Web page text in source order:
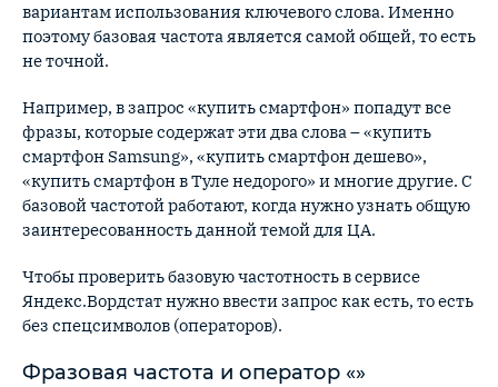
вариантам использования ключевого слова. Именно
поэтому базовая частота является самой общей, то есть
не точной.
Например, в запрос «купить смартфон» попадут все
фразы, которые содержат эти два слова – «купить
смартфон Samsung», «купить смартфон дешево»,
«купить смартфон в Туле недорого» и многие другие. С
базовой частотой работают, когда нужно узнать общую
заинтересованность данной темой для ЦА.
Чтобы проверить базовую частотность в сервисе
Яндекс.Вордстат нужно ввести запрос как есть, то есть
без спецсимволов (операторов).
Фразовая частота и оператор «»